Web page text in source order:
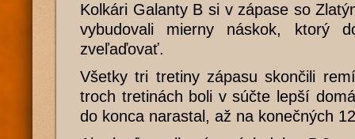
Kolkári Galanty B si v zápase so
vybudovali mierny náskok, ktorý
zveľaďovať.
Všetky tri tretiny zápasu skončili
troch tretinách boli v súčte lepší
do konca narastal, až na konečných